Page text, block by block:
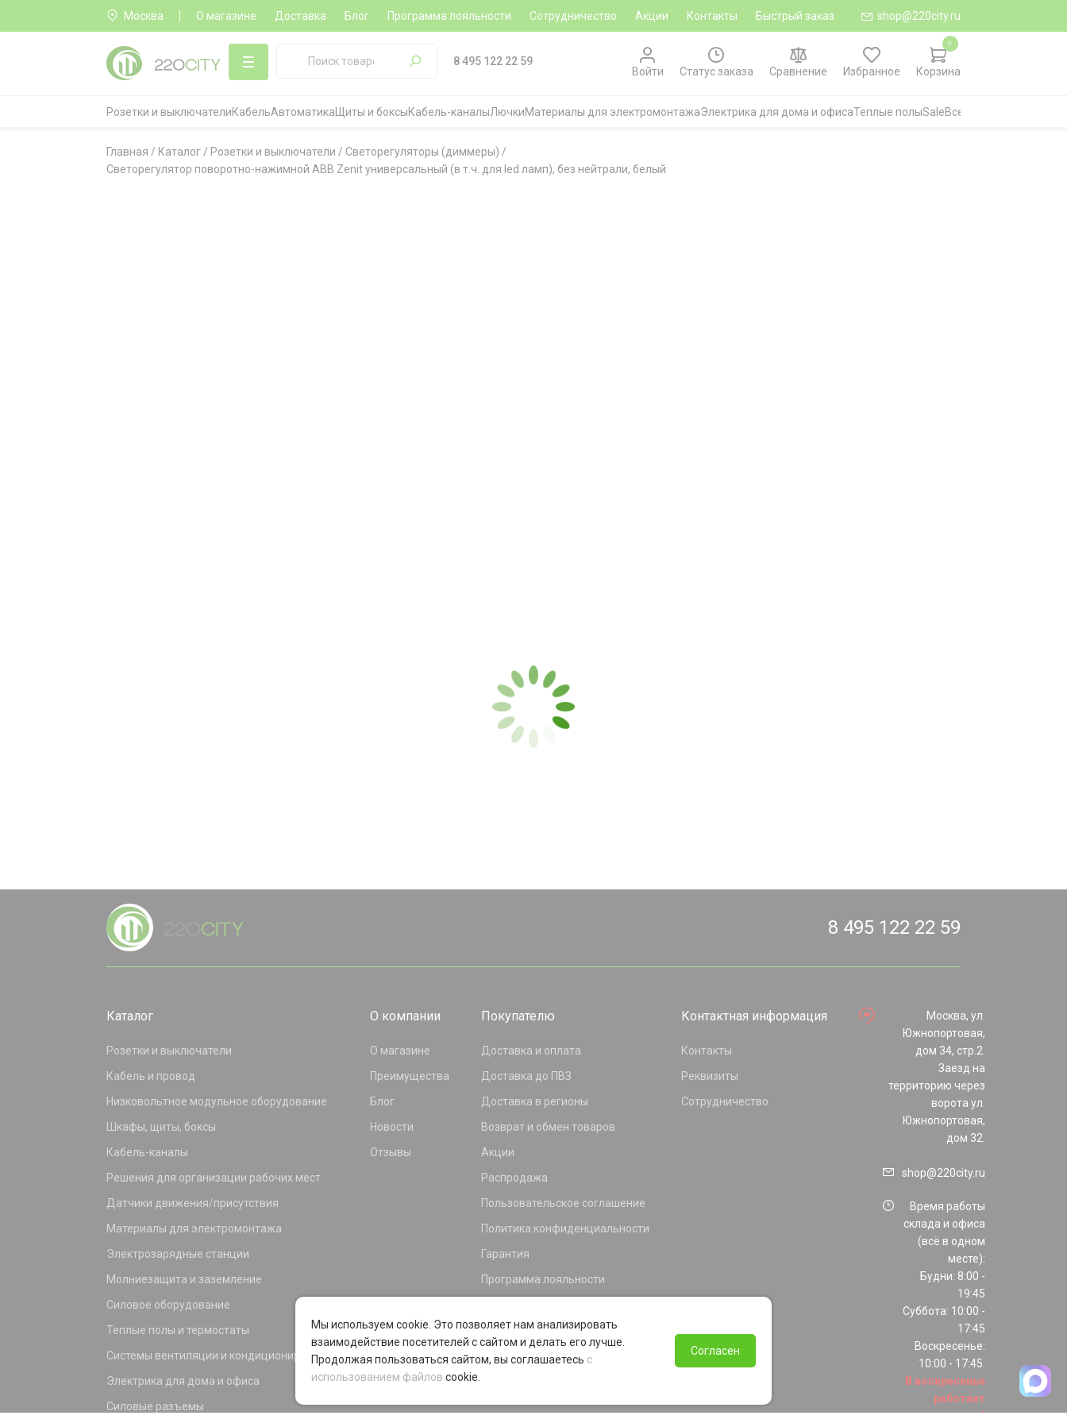
Москва О магазине Доставка Блог Программа лояльности Сотрудничество Акции Контакты Быстрый заказ shop@220city.ru
8 495 122 22 59
Войти
Статус заказа Сравнение Избранное Корзина
0
Розетки и выключателиКабельАвтоматика Щиты и боксыКабель-каналыЛючкиМатериалы для электромонтажаЭлектрика для дома и офисаТеплые полыSaleВсе категории
Главная / Каталог / Розетки и выключатели / Светорегуляторы (диммеры) /
Светорегулятор поворотно-нажимной ABB Zenit универсальный (в т.ч. для led ламп), без нейтрали, белый
8 495 122 22 59
Каталог
Розетки и выключатели
Кабель и провод
Низковольтное модульное оборудование
Шкафы, щиты, боксы
Кабель-каналы
Решения для организации рабочих мест
Датчики движения/присутствия
Материалы для электромонтажа
Электрозарядные станции
Молниезащита и заземление
Силовое оборудование
Теплые полы и термостаты
Системы вентиляции и кондиционирования
Электрика для дома и офиса
Силовые разъемы
О компании
О магазине
Преимущества
Блог
Новости
Отзывы
Покупателю
Доставка и оплата
Доставка до ПВЗ
Доставка в регионы
Возврат и обмен товаров
Акции
Распродажа
Пользовательское соглашение
Политика конфиденциальности
Гарантия
Программа лояльности
Контактная информация
Контакты
Реквизиты
Сотрудничество
Москва, ул.
Южнопортовая,
дом 34, стр.2.
Заезд на
территорию через
ворота ул.
Южнопортовая,
дом 32.
shop@220city.ru
Время работы
склада и офиса
(всё в одном
месте):
Будни: 8:00 -
19:45
Суббота: 10:00 -
17:45
Воскресенье:
10:00 - 17:45.
В воскресенье
работает
только шоурум!
Мы используем cookie. Это позволяет нам анализировать
взаимодействие посетителей с сайтом и делать его лучше.
Продолжая пользоваться сайтом, вы соглашаетесь с
использованием файлов cookie.
Согласен